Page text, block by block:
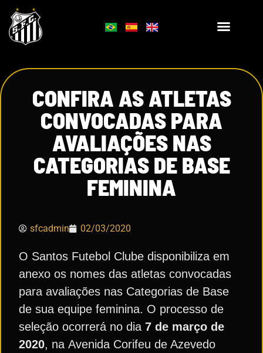
CONFIRA AS ATLETAS
CONVOCADAS PARA
AVALIAÇÕES NAS
CATEGORIAS DE BASE
FEMININA
sfcadmin 02/03/2020
O Santos Futebol Clube disponibiliza em
anexo os nomes das atletas convocadas
para avaliações nas Categorias de Base
de sua equipe feminina. O processo de
seleção ocorrerá no dia 7 de março de
2020, na Avenida Corifeu de Azevedo